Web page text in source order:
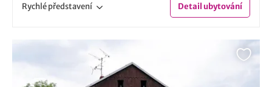
Rychlépředstavení Detailubytování